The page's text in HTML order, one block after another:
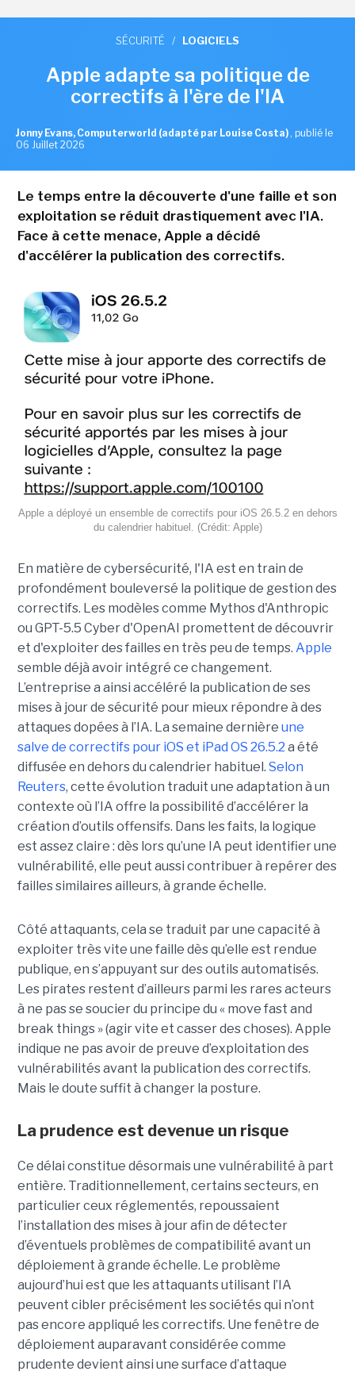
SÉCURITÉ / LOGICIELS
Apple adapte sa politique de
correctifs à l'ère de l'IA
Jonny Evans, Computerworld (adapté par Louise Costa) , publié le
06 Juillet 2026
Le temps entre la découverte d'une faille et son
exploitation se réduit drastiquement avec l'IA.
Face à cette menace, Apple a décidé
d'accélérer la publication des correctifs.
Apple a déployé un ensemble de correctifs pour iOS 26.5.2 en dehors
du calendrier habituel. (Crédit: Apple)
En matière de cybersécurité, l'IA est en train de
profondément bouleversé la politique de gestion des
correctifs. Les modèles comme Mythos d'Anthropic
ou GPT-5.5 Cyber d'OpenAI promettent de découvrir
et d'exploiter des failles en très peu de temps. Apple
semble déjà avoir intégré ce changement.
L’entreprise a ainsi accéléré la publication de ses
mises à jour de sécurité pour mieux répondre à des
attaques dopées à l’IA. La semaine dernière une
salve de correctifs pour iOS et iPad OS 26.5.2 a été
diffusée en dehors du calendrier habituel. Selon
Reuters, cette évolution traduit une adaptation à un
contexte où l’IA offre la possibilité d’accélérer la
création d’outils offensifs. Dans les faits, la logique
est assez claire : dès lors qu’une IA peut identifier une
vulnérabilité, elle peut aussi contribuer à repérer des
failles similaires ailleurs, à grande échelle.
Côté attaquants, cela se traduit par une capacité à
exploiter très vite une faille dès qu’elle est rendue
publique, en s’appuyant sur des outils automatisés.
Les pirates restent d’ailleurs parmi les rares acteurs
à ne pas se soucier du principe du « move fast and
break things » (agir vite et casser des choses). Apple
indique ne pas avoir de preuve d’exploitation des
vulnérabilités avant la publication des correctifs.
Mais le doute suffit à changer la posture.
La prudence est devenue un risque
Ce délai constitue désormais une vulnérabilité à part
entière. Traditionnellement, certains secteurs, en
particulier ceux réglementés, repoussaient
l’installation des mises à jour afin de détecter
d’éventuels problèmes de compatibilité avant un
déploiement à grande échelle. Le problème
aujourd’hui est que les attaquants utilisant l’IA
peuvent cibler précisément les sociétés qui n’ont
pas encore appliqué les correctifs. Une fenêtre de
déploiement auparavant considérée comme
prudente devient ainsi une surface d’attaque